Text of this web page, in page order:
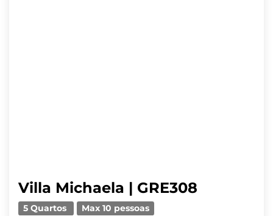
Villa Michaela | GRE308
5 Quartos Max 10 pessoas